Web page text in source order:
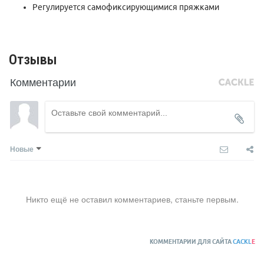
Регулируется самофиксирующимися пряжками
Отзывы
Комментарии
Новые
Никто ещё не оставил комментариев, станьте первым.
КОММЕНТАРИИ ДЛЯ САЙТАCACKL E